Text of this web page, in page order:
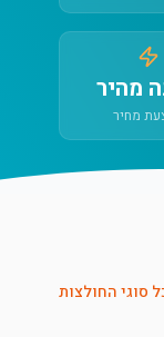
מהיר
מחיר
סוגי החולצות